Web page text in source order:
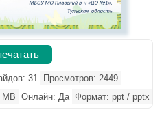
31
Просмотров: 2449
MB Онлайн: Да Формат: ppt / pptx